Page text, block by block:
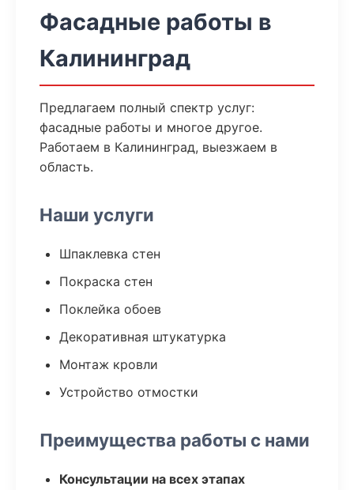
Фасадные работы в
Калининград
Предлагаем полный спектр услуг:
фасадные работы и многое другое.
Работаем в Калининград, выезжаем в
область.
Наши услуги
Шпаклевка стен
Покраска стен
Поклейка обоев
Декоративная штукатурка
Монтаж кровли
Устройство отмостки
Преимущества работы с нами
Консультации на всех этапах